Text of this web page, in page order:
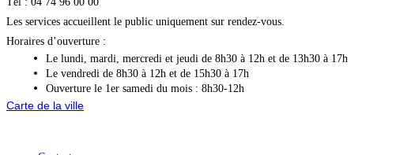
Les services accueillent le public uniquement sur rendez-vous.
Horaires d’ouverture :
Le lundi, mardi, mercredi et jeudi de 8h30 à 12h et de 13h30 à 17h
Le vendredi de 8h30 à 12h et de 15h30 à 17h
Ouverture le 1er samedi du mois : 8h30-12h
Carte de la ville